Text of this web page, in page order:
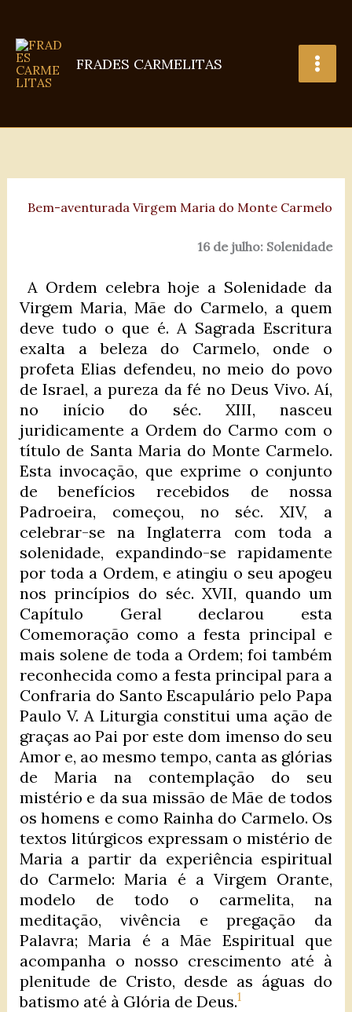
conteúdo
FRADES CARMELITAS
Bem-aventurada Virgem Maria do Monte Carmelo
16 de julho: Solenidade
A Ordem celebra hoje a Solenidade da
Virgem Maria, Mãe do Carmelo, a quem
deve tudo o que é. A Sagrada Escritura
exalta a beleza do Carmelo, onde o
profeta Elias defendeu, no meio do povo
de Israel, a pureza da fé no Deus Vivo. Aí,
no início do séc. XIII, nasceu
juridicamente a Ordem do Carmo com o
título de Santa Maria do Monte Carmelo.
Esta invocação, que exprime o conjunto
de benefícios recebidos de nossa
Padroeira, começou, no séc. XIV, a
celebrar-se na Inglaterra com toda a
solenidade, expandindo-se rapidamente
por toda a Ordem, e atingiu o seu apogeu
nos princípios do séc. XVII, quando um
Capítulo Geral declarou esta
Comemoração como a festa principal e
mais solene de toda a Ordem; foi também
reconhecida como a festa principal para a
Confraria do Santo Escapulário pelo Papa
Paulo V. A Liturgia constitui uma ação de
graças ao Pai por este dom imenso do seu
Amor e, ao mesmo tempo, canta as glórias
de Maria na contemplação do seu
mistério e da sua missão de Mãe de todos
os homens e como Rainha do Carmelo. Os
textos litúrgicos expressam o mistério de
Maria a partir da experiência espiritual
do Carmelo: Maria é a Virgem Orante,
modelo de todo o carmelita, na
meditação, vivência e pregação da
Palavra; Maria é a Mãe Espiritual que
acompanha o nosso crescimento até à
plenitude de Cristo, desde as águas do
batismo até à Glória de Deus.1